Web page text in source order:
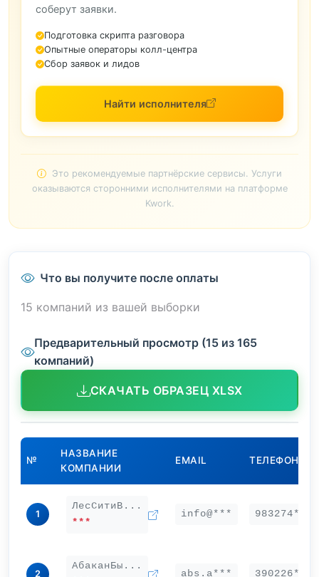
соберут заявки.
Подготовка скрипта разговора
Опытные операторы колл-центра
Сбор заявок и лидов
Найти исполнителя
Это рекомендуемые партнёрские сервисы. Услуги
оказываются сторонними исполнителями на платформе
Kwork.
Что вы получите после оплаты
15 компаний из вашей выборки
Предварительный просмотр (15 из 165
компаний)
СКАЧАТЬ ОБРАЗЕЦ XLSX
№
НАЗВАНИЕ
КОМПАНИИ
EMAIL ТЕЛЕФОН
1
ЛесСитиВ...
***
info@*** 983274***
2
АбаканБы...
abs.a*** 390226***